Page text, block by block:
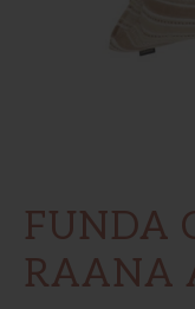
FUNDA
RAANA